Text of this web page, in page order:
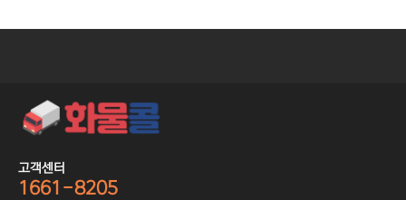
고객센터
1661-8205